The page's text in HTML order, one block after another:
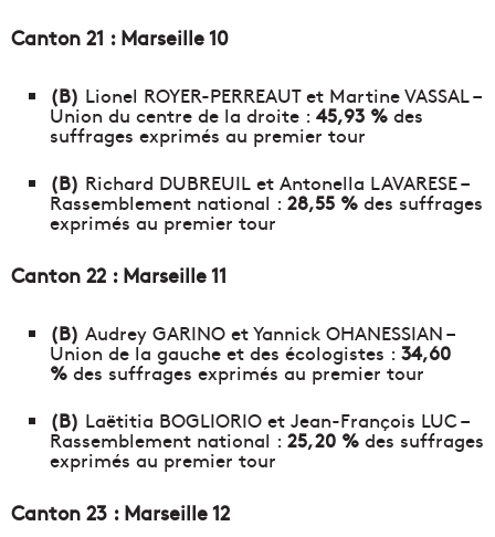
Canton 21 : Marseille 10
(B) Lionel ROYER-PERREAUT et Martine VASSAL –
Union du centre de la droite : 45,93 % des
suffrages exprimés au premier tour
(B) Richard DUBREUIL et Antonella LAVARESE –
Rassemblement national : 28,55 % des suffrages
exprimés au premier tour
Canton 22 : Marseille 11
(B) Audrey GARINO et Yannick OHANESSIAN –
Union de la gauche et des écologistes : 34,60
% des suffrages exprimés au premier tour
(B) Laëtitia BOGLIORIO et Jean-François LUC –
Rassemblement national : 25,20 % des suffrages
exprimés au premier tour
Canton 23 : Marseille 12